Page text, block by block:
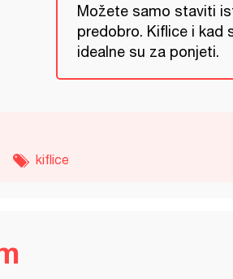
Možete samo staviti
predobro. Kiflice i kad
idealne su za ponjeti.
kiflice